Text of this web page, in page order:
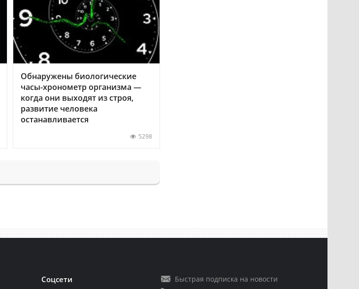
Обнаружены биологические
часы-хронометр организма —
когда они выходят из строя,
развитие человека
останавливается
5298
Соцсети
Быстрая подписка на новости